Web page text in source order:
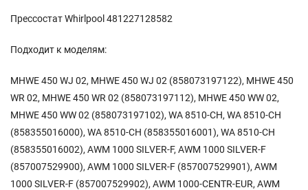
Прессостат Whirlpool 481227128582
Подходит к моделям:
MHWE 450 WJ 02, MHWE 450 WJ 02 (858073197122), MHWE 450
WR 02, MHWE 450 WR 02 (858073197112), MHWE 450 WW 02,
MHWE 450 WW 02 (858073197102), WA 8510-CH, WA 8510-CH
(858355016000), WA 8510-CH (858355016001), WA 8510-CH
(858355016002), AWM 1000 SILVER-F, AWM 1000 SILVER-F
(857007529900), AWM 1000 SILVER-F (857007529901), AWM
1000 SILVER-F (857007529902), AWM 1000-CENTR-EUR, AWM